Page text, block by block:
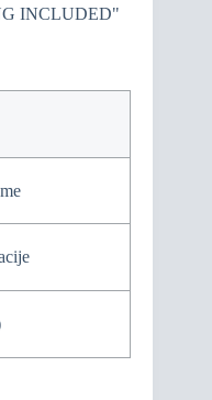
INCLUDED"